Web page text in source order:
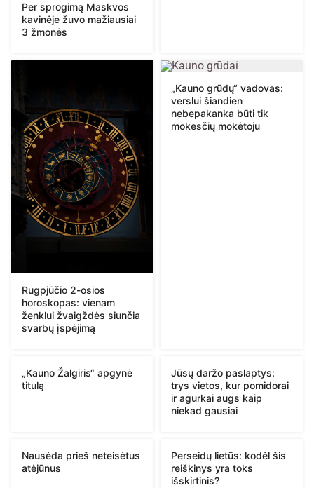
Per sprogimą Maskvos
kavinėje žuvo mažiausiai
3 žmonės
Rugpjūčio 2-osios
horoskopas: vienam
ženklui žvaigždės siunčia
svarbų įspėjimą
„Kauno grūdų“ vadovas:
verslui šiandien
nebepakanka būti tik
mokesčių mokėtoju
„Kauno Žalgiris“ apgynė
titulą
Jūsų daržo paslaptys:
trys vietos, kur pomidorai
ir agurkai augs kaip
niekad gausiai
Nausėda prieš neteisėtus
atėjūnus
Perseidų lietūs: kodėl šis
reiškinys yra toks
išskirtinis?